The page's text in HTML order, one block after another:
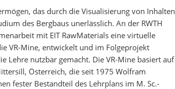
das durch die Visualisierung von Inhalten
des Bergbaus unerlässlich. An der RWTH
mit EIT RawMaterials eine virtuelle
VR-Mine, entwickelt und im Folgeprojekt
Lehre nutzbar gemacht. Die VR-Mine basiert auf
Österreich, die seit 1975 Wolfram
fester Bestandteil des Lehrplans im M. Sc.-